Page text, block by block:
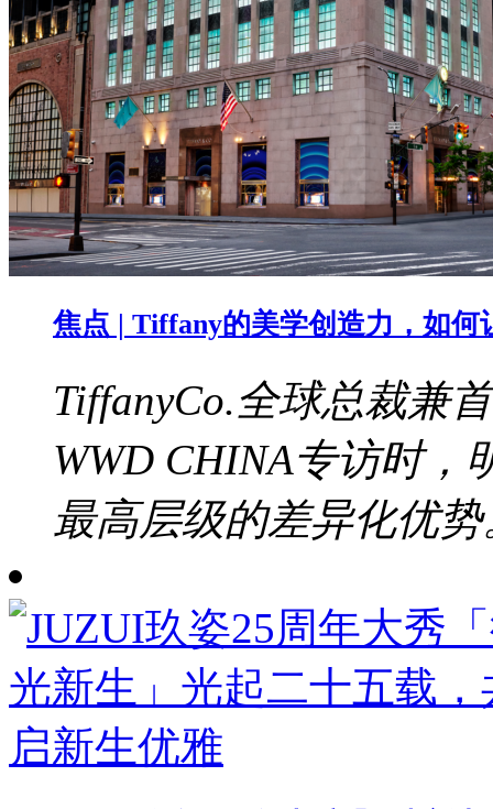
焦点 | Tiffany的美学创造力，如何
TiffanyCo.全球总裁兼
WWD CHINA专访时
最高层级的差异化优势